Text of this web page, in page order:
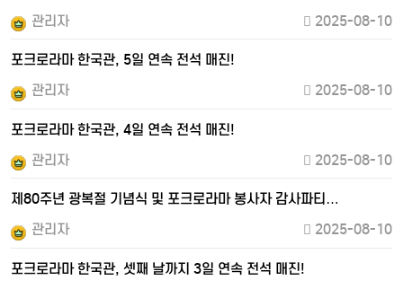
관리자
2025-08-10
포크로라마 한국관, 5일 연속 전석 매진!
관리자
2025-08-10
포크로라마 한국관, 4일 연속 전석 매진!
관리자
2025-08-10
제80주년 광복절 기념식 및 포크로라마 봉사자 감사파티…
관리자
2025-08-10
포크로라마 한국관, 셋째 날까지 3일 연속 전석 매진!